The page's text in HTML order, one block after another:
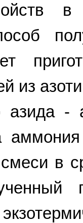
в
из
азида
в